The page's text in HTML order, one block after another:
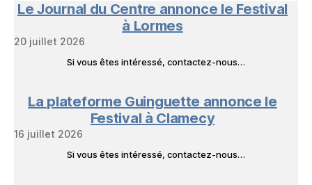
Livres
Le Journal du Centre annonce le Festival
à Lormes
20 juillet 2026
Si vous êtes intéressé, contactez-nous…
La plateforme Guinguette annonce le
Festival à Clamecy
16 juillet 2026
Si vous êtes intéressé, contactez-nous…